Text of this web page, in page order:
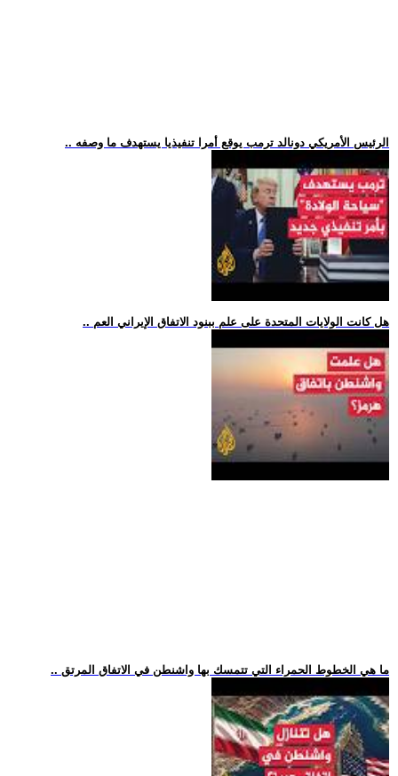
.. الرئيس الأمريكي دونالد ترمب يوقع أمرا تنفيذيا يستهدف ما وصفه
.. هل كانت الولايات المتحدة على علم ببنود الاتفاق الإيراني العم
.. ما هي الخطوط الحمراء التي تتمسك بها واشنطن في الاتفاق المرتق